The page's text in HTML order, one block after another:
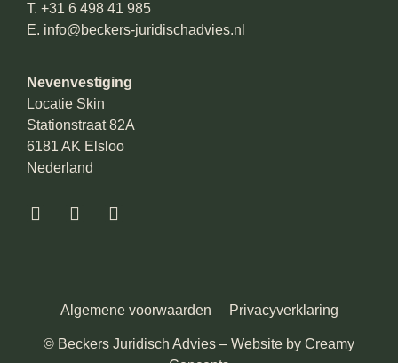
T. +31 6 498 41 985
E. info@beckers-juridischadvies.nl
Nevenvestiging
Locatie Skin
Stationstraat 82A
6181 AK Elsloo
Nederland
© Beckers Juridisch Advies – Website by Creamy
Algemene voorwaarden Privacyverklaring